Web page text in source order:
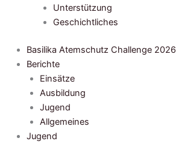
Unterstützung
Geschichtliches
Basilika Atemschutz Challenge 2026
Berichte
Einsätze
Ausbildung
Jugend
Allgemeines
Jugend